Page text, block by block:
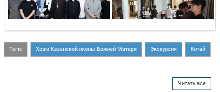
Теги: Храм Казанской иконы Божией Матери Экскурсия Китай
Читать все